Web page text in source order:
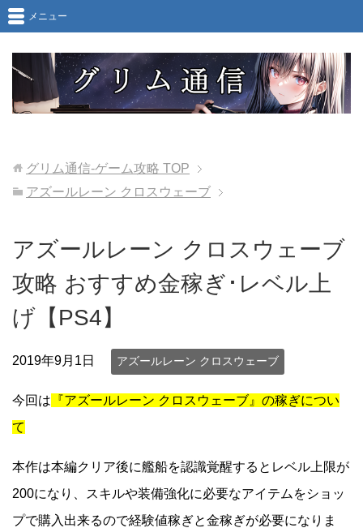
メニュー
グリム通信-ゲーム攻略 TOP
アズールレーン クロスウェーブ
アズールレーン クロスウェーブ
攻略 おすすめ金稼ぎ･レベル上
げ【PS4】
2019年9月1日 アズールレーン クロスウェーブ
今回は 『アズールレーン クロスウェーブ』の稼ぎについ
て
本作は本編クリア後に艦船を認識覚醒するとレベル上限が
200になり、スキルや装備強化に必要なアイテムをショッ
プで購入出来るので経験値稼ぎと金稼ぎが必要になりま